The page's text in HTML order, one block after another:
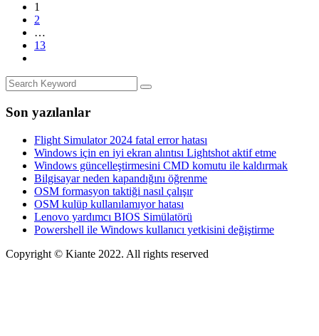
1
2
…
13
Son yazılanlar
Flight Simulator 2024 fatal error hatası
Windows için en iyi ekran alıntısı Lightshot aktif etme
Windows güncelleştirmesini CMD komutu ile kaldırmak
Bilgisayar neden kapandığını öğrenme
OSM formasyon taktiği nasıl çalışır
OSM kulüp kullanılamıyor hatası
Lenovo yardımcı BIOS Simülatörü
Powershell ile Windows kullanıcı yetkisini değiştirme
Copyright © Kiante 2022. All rights reserved